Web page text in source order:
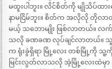
မထူးပါဘူး။ လိင်စိတ်ကို မျိုသိပ်ထား
နာမငြိမ်ဘူး။ စိတ်က အလိုလို တိုလ
မယ့် သဘောမျိုး ဖြစ်လာတယ်။ လ
သလို ခဏခဏ လုပ်ချင်လာတယ်။
က ရုံးခွဲရှိရာ မြို့လေး တစ်မြို့ကို
မြင်းလွတ်လာသလို အဲ့မြို့လေးထဲမှာ